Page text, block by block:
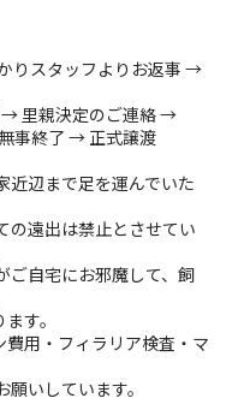
りスタッフよりお返事 →
→ 里親決定のご連絡 →
事終了 → 正式譲渡
近辺まで足を運んでいた
の遠出は禁止とさせてい
ご自宅にお邪魔して、飼
す。
費用・フィラリア検査・マ
いしています。